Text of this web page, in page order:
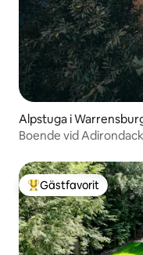
Alpstuga i
Boende vid
Populär gästfavorit
Gästfavorit